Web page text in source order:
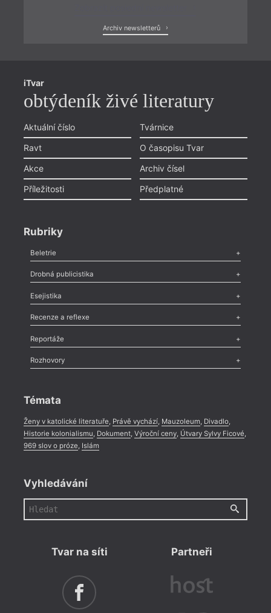
Archiv newsletterů
iTvar
obtýdeník živé literatury
Aktuální číslo
Ravt
Akce
Příležitosti
Tvárnice
O časopisu Tvar
Archiv čísel
Předplatné
Rubriky
Beletrie
Poezie,Próza,Dokumenty
Drobná publicistika
Odlesk
Nekrolog,Glosa,Sloupek,Pozvánka,Literární soutěž,
Esejistika
Esej ,Pádlo,Úvaha
Recenze a reflexe
Recenze
Méně slov o próze,Celá rubrika
Reportáže
Literární zítřky
Celá rubrika
Rozhovory
Témata
Ženy v katolické literatuře, Právě vychází, Mauzoleum, Divadlo,
Historie kolonialismu, Dokument, Výroční ceny, Útvary Sylvy Ficové,
969 slov o próze, Islám
Vyhledávání
Tvar na síti Partneři